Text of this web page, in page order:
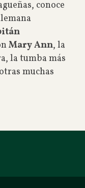
conoce
Mary Ann, la
la tumba más
muchas